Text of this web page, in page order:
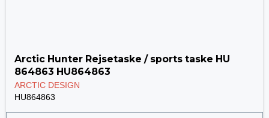
Arctic Hunter Rejsetaske / sports taske HU
864863 HU864863
ARCTIC DESIGN
HU864863